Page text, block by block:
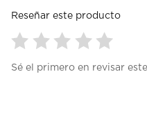
Reseñar este producto
paraparaparaparapara
Sé el primero en revisar